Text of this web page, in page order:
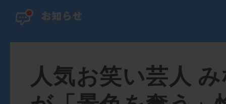
人気お笑い芸人